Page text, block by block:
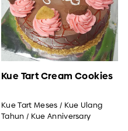
Kue Tart Cream Cookies
Kue Tart Meses / Kue Ulang
Tahun / Kue Anniversary